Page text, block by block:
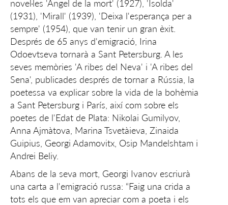
novel·les 'Àngel de la mort' (1927), 'Isolda'
(1931), 'Mirall' (1939), 'Deixa l'esperança per a
sempre' (1954), que van tenir un gran èxit.
Després de 65 anys d'emigració, Irina
Odoevtseva tornarà a Sant Petersburg. A les
seves memòries 'A ribes del Neva' i 'A ribes del
Sena', publicades després de tornar a Rússia, la
poetessa va explicar sobre la vida de la bohèmia
a Sant Petersburg i París, així com sobre els
poetes de l'Edat de Plata: Nikolai Gumilyov,
Anna Ajmàtova, Marina Tsvetàieva, Zinaida
Guipius, Georgi Adamovitx, Osip Mandelshtam i
Andrei Beliy.
Abans de la seva mort, Georgi Ivanov escriurà
una carta a l'emigració russa: “Faig una crida a
tots els que em van apreciar com a poeta i els